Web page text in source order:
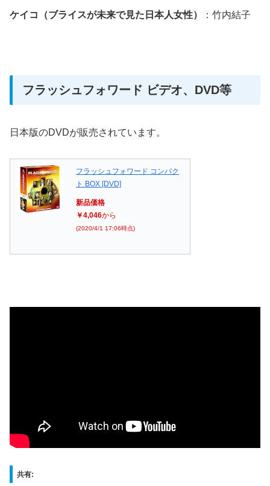
ケイコ（ブライスが未来で見た日本人女性） ：竹内結子
フラッシュフォワード ビデオ、DVD等
日本版のDVDが販売されています。
フラッシュフォワード コンパク
ト BOX [DVD]
新品価格
￥4,046から
(2020/4/1 17:06時点)
共有: